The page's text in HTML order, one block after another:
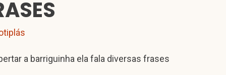
a barriguinha ela fala diversas frases